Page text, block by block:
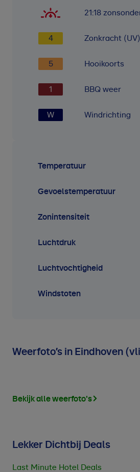
21:18
4 Zonkracht (UV)
5 Hooikoorts
1 BBQ weer
W Windrichting
Temperatuur
Gevoelstemperatuur
Zonintensiteit
Luchtdruk
Luchtvochtigheid
Windstoten
Weerfoto’s in Eindhoven
Bekijk alle weerfoto's
Lekker Dichtbij Deals
Last Minute Hotel Deals